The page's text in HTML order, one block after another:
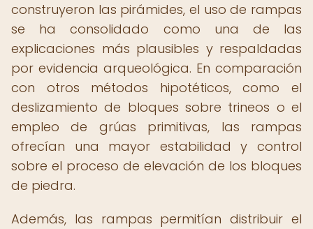
construyeron las pirámides, el uso de rampas
se ha consolidado como una de las
explicaciones más plausibles y respaldadas
por evidencia arqueológica. En comparación
con otros métodos hipotéticos, como el
deslizamiento de bloques sobre trineos o el
empleo de grúas primitivas, las rampas
ofrecían una mayor estabilidad y control
sobre el proceso de elevación de los bloques
de piedra.
Además, las rampas permitían distribuir el